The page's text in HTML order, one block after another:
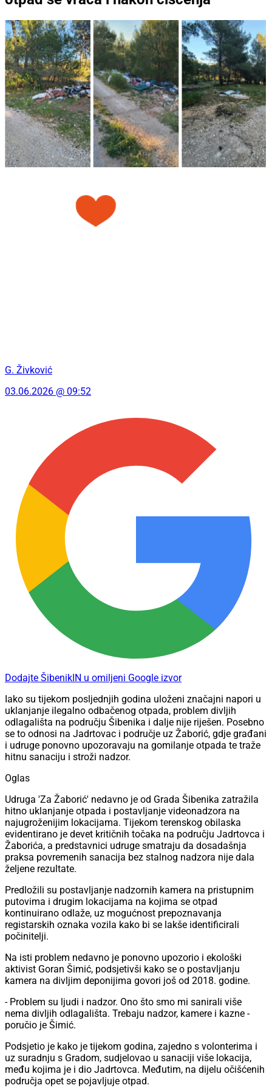
G. Živković
03.06.2026 @ 09:52
Dodajte ŠibenikIN u omiljeni Google izvor
Iako su tijekom posljednjih godina uloženi značajni napori u
uklanjanje ilegalno odbačenog otpada, problem divljih
odlagališta na području Šibenika i dalje nije riješen. Posebno
se to odnosi na Jadrtovac i područje uz Žaborić, gdje građani
i udruge ponovno upozoravaju na gomilanje otpada te traže
hitnu sanaciju i stroži nadzor.
Oglas
Udruga 'Za Žaborić' nedavno je od Grada Šibenika zatražila
hitno uklanjanje otpada i postavljanje videonadzora na
najugroženijim lokacijama. Tijekom terenskog obilaska
evidentirano je devet kritičnih točaka na području Jadrtovca i
Žaborića, a predstavnici udruge smatraju da dosadašnja
praksa povremenih sanacija bez stalnog nadzora nije dala
željene rezultate.
Predložili su postavljanje nadzornih kamera na pristupnim
putovima i drugim lokacijama na kojima se otpad
kontinuirano odlaže, uz mogućnost prepoznavanja
registarskih oznaka vozila kako bi se lakše identificirali
počinitelji.
Na isti problem nedavno je ponovno upozorio i ekološki
aktivist Goran Šimić, podsjetivši kako se o postavljanju
kamera na divljim deponijima govori još od 2018. godine.
- Problem su ljudi i nadzor. Ono što smo mi sanirali više
nema divljih odlagališta. Trebaju nadzor, kamere i kazne -
poručio je Šimić.
Podsjetio je kako je tijekom godina, zajedno s volonterima i
uz suradnju s Gradom, sudjelovao u sanaciji više lokacija,
među kojima je i dio Jadrtovca. Međutim, na dijelu očišćenih
područja opet se pojavljuje otpad.